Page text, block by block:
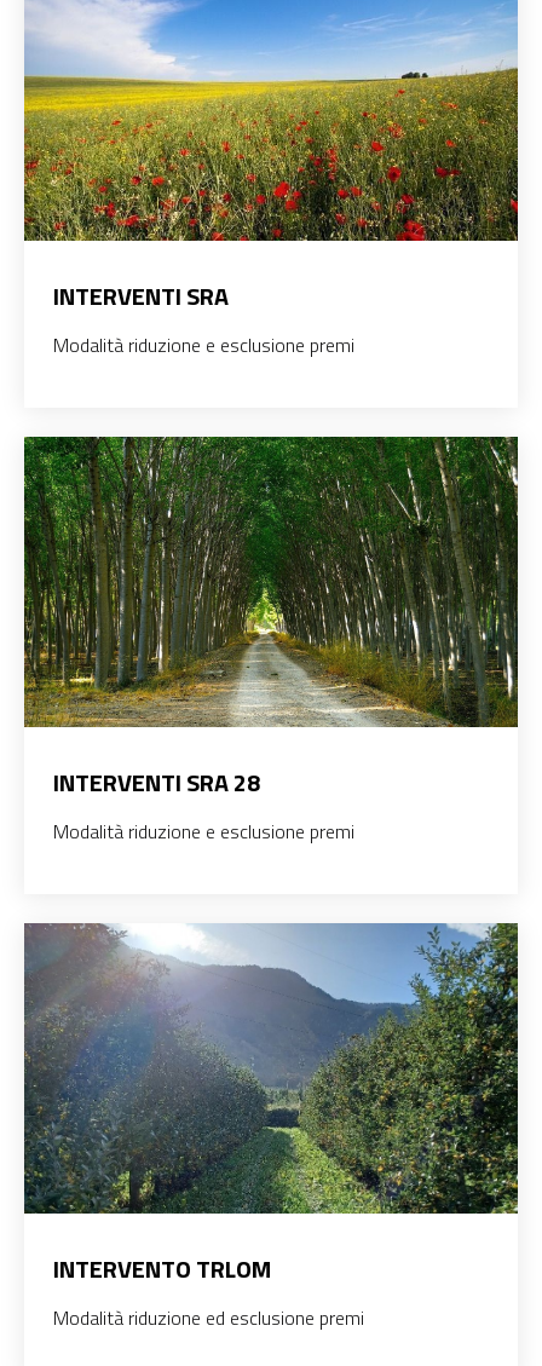
INTERVENTI SRA
Modalità riduzione e esclusione premi
INTERVENTI SRA 28
Modalità riduzione e esclusione premi
INTERVENTO TRLOM
Modalità riduzione ed esclusione premi